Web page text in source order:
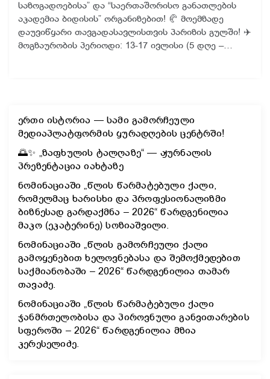
საზოგადოებისა” და “საერთაშორისო განათლების
აკადემია ბიდისის” ორგანიზებით! 🥐 მოემზადე
დაუვიწყარი თავგადასავლისთვის პარიზის გულში! ✈️
მოგზაურობის პერიოდი: 13-17 ივლისი (5 დღე –…
ერთი ისტორია — სამი გამორჩეული
მედიაპლატფორმის ყურადღების ცენტრში!
🌅✨ „ზაფხულის ტალღაზე“ — ჟურნალის
პრეზენტაცია იახტაზე
ნომინაციაში „წლის წარმატებული ქალი,
რომელმაც ხარისხი და პროფესიონალიზმი
ბიზნესად გარდაქმნა – 2026“ წარდგენილია
მაკო (ეკატერინე) სოზიაშვილი.
ნომინაციაში „წლის გამორჩეული ქალი
გამოყენებით ხელოვნებასა და შემოქმედებით
საქმიანობაში – 2026“ წარდგენილია თამარ
თავაძე.
ნომინაციაში „წლის წარმატებული ქალი
ჯანმრთელობისა და პიროვნული განვითარების
სფეროში – 2026“ წარდგენილია მზია
კერესელიძე.